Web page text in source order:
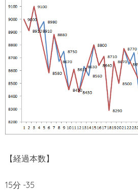
【経過本数】
15分 -35